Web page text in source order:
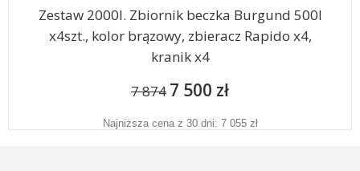
Zestaw 2000l. Zbiornik beczka Burgund 500l
x4szt., kolor brązowy, zbieracz Rapido x4,
kranik x4
7 874 7 500 zł
Najniższa cena z 30 dni: 7 055 zł